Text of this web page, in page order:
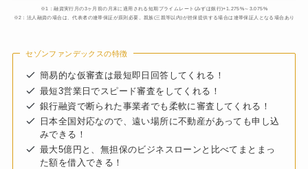
※1：融資実行月の3ヶ月前の月末に適用される短期プライムレート(みずほ銀行)+1.275%～3.075%
※2：法人融資の場合は、代表者の連帯保証が原則必要。親族(三親等以内)が担保提供する場合は連帯保証人となる場合あり
セゾンファンデックスの特徴
簡易的な仮審査は最短即日回答してくれる！
最短3営業日でスピード審査をしてくれる！
銀行融資で断られた事業者でも柔軟に審査してくれる！
日本全国対応なので、遠い場所に不動産があっても申し込
みできる！
最大5億円と、無担保のビジネスローンと比べてまとまっ
た額を借入できる！